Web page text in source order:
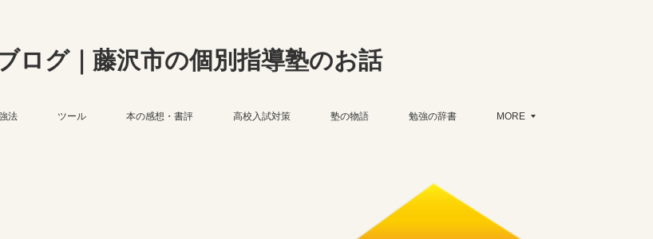
ログ｜藤沢市の個別指導塾のお話
法 ツール 本の感想・書評 高校入試対策 塾の物語 勉強の辞書 MORE